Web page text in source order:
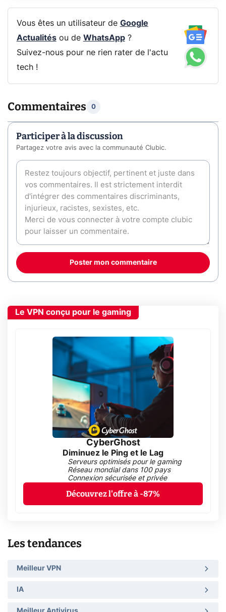
Vous êtes un utilisateur de Google
Actualitésou de WhatsApp?
Suivez-nous pour ne rien rater de l'actu
tech !
Commentaires 0
Participer à la discussion
Partagez votre avis avec la communauté Clubic.
Poster mon commentaire
Le VPN conçu pour le gaming
CyberGhost
Diminuez le Ping et le Lag
Serveurs optimisés pour le gaming
Réseau mondial dans 100 pays
Connexion sécurisée et privée
Découvrez l'offre à -87%
Les tendances
Meilleur VPN
IA